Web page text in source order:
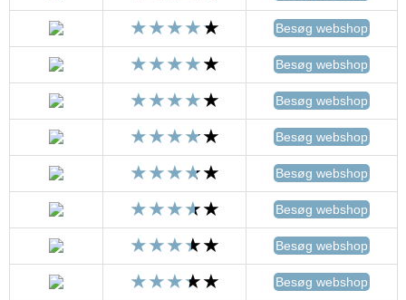
Besøg webshop
Besøg webshop
Besøg webshop
Besøg webshop
Besøg webshop
Besøg webshop
Besøg webshop
Besøg webshop